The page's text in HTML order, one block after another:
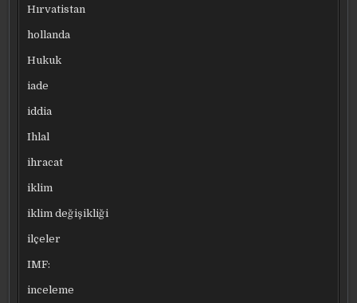
Hırvatistan
hollanda
Hukuk
iade
iddia
Ihlal
ihracat
iklim
iklim değişikliği
ilçeler
IMF:
inceleme